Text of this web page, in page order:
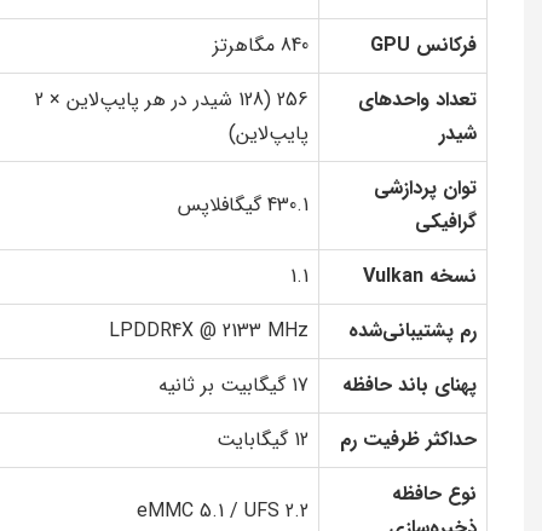
فرکانس GPU
840 مگاهرتز
تعداد واحدهای
شیدر
256 (128 شیدر در هر پایپ‌لاین × 2
پایپ‌لاین)
توان پردازشی
گرافیکی
430.1 گیگافلاپس
نسخه Vulkan
1.1
رم پشتیبانی‌شده
LPDDR4X @ 2133 MHz
پهنای باند حافظه
17 گیگابیت بر ثانیه
حداکثر ظرفیت رم
12 گیگابایت
نوع حافظه
eMMC 5.1 / UFS 2.2